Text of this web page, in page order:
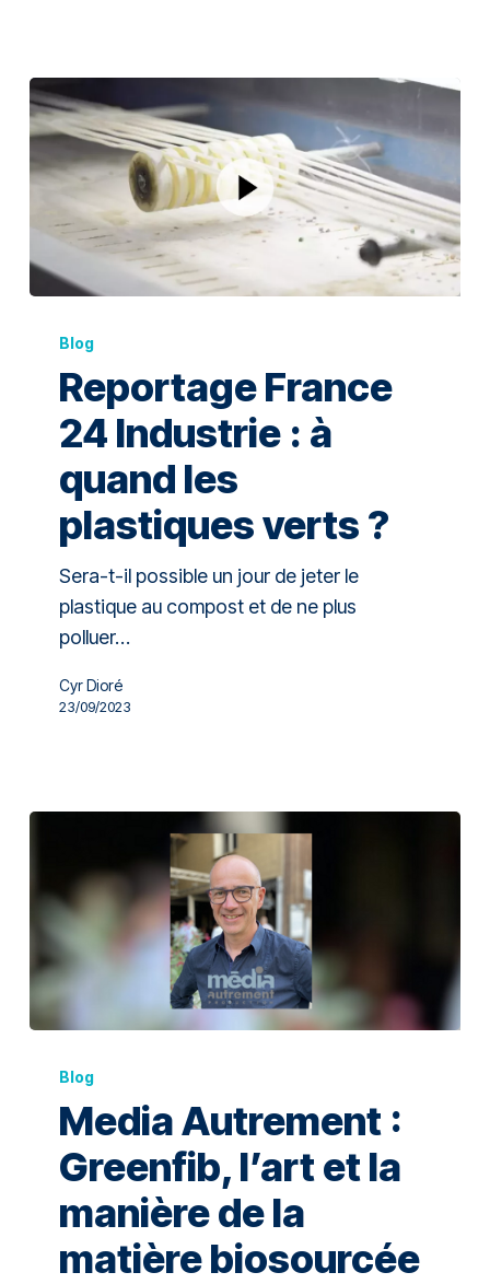
Blog
Reportage France
24 Industrie : à
quand les
plastiques verts ?
Sera-t-il possible un jour de jeter le
plastique au compost et de ne plus
polluer…
Cyr Dioré
23/09/2023
Blog
Media Autrement :
Greenfib, l’art et la
manière de la
matière biosourcée